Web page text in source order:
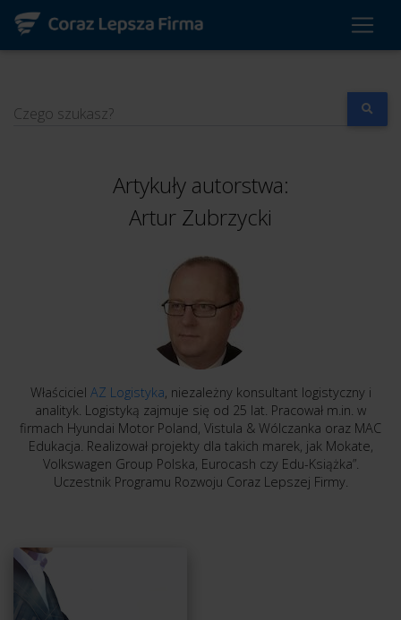
Czego szukasz?
Artykuły autorstwa:
Artur Zubrzycki
Właściciel AZ Logistyka, niezależny konsultant logistyczny i
analityk. Logistyką zajmuje się od 25 lat. Pracował m.in. w
firmach Hyundai Motor Poland, Vistula & Wólczanka oraz MAC
Edukacja. Realizował projekty dla takich marek, jak Mokate,
Volkswagen Group Polska, Eurocash czy Edu-Książka”.
Uczestnik Programu Rozwoju Coraz Lepszej Firmy.